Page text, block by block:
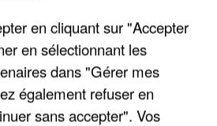
DE LA DZ MAFIA
en cliquant sur "Accepter
en sélectionnant les
dans "Gérer mes
également refuser en
sans accepter". Vos